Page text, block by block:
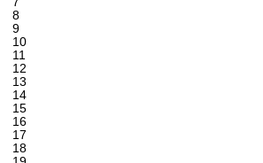
8
9
10
11
12
13
14
15
16
17
18